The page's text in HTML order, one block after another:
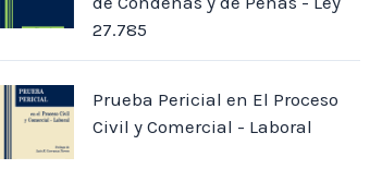
27.785
Prueba Pericial en El Proceso
Civil y Comercial - Laboral